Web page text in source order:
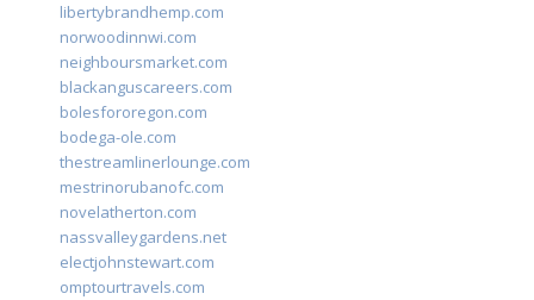
libertybrandhemp.com
norwoodinnwi.com
neighboursmarket.com
blackanguscareers.com
bolesfororegon.com
bodega-ole.com
thestreamlinerlounge.com
mestrinorubanofc.com
novelatherton.com
nassvalleygardens.net
electjohnstewart.com
omptourtravels.com